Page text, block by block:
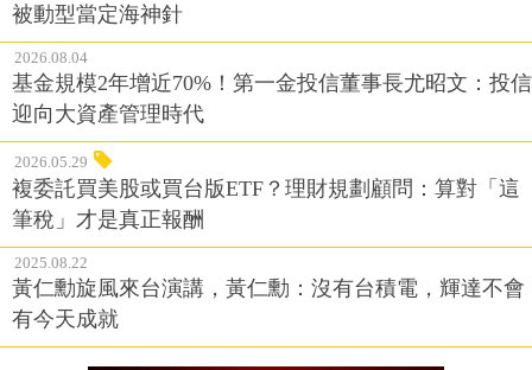
被動型當定海神針
2026.08.04
基金規模2年增近70%！第一金投信董事長尤昭文：投信
迎向大資產管理時代
2026.05.29
複委託買美股或買台版ETF？理財規劃顧問：算對「這
筆稅」才是真正報酬
2025.08.22
黃仁勳旋風來台演講，黃仁勳：沒有台積電，輝達不會
有今天成就